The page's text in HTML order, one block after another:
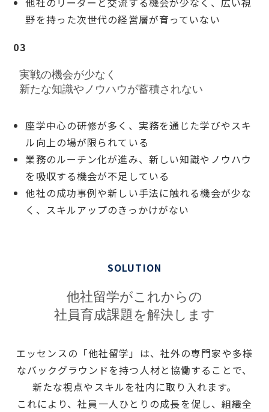
野を持った次世代の経営層が育っていない
03
実戦の機会が少なく
新たな知識やノウハウが蓄積されない
座学中心の研修が多く、実務を通じた学びやスキ
ル向上の場が限られている
業務のルーチン化が進み、新しい知識やノウハウ
を吸収する機会が不足している
他社の成功事例や新しい手法に触れる機会が少な
く、スキルアップのきっかけがない
SOLUTION
他社留学がこれからの
社員育成課題を解決します
エッセンスの「他社留学」は、社外の専門家や多様
なバックグラウンドを持つ人材と協働することで、
新たな視点やスキルを社内に取り入れます。
これにより、社員一人ひとりの成長を促し、組織全